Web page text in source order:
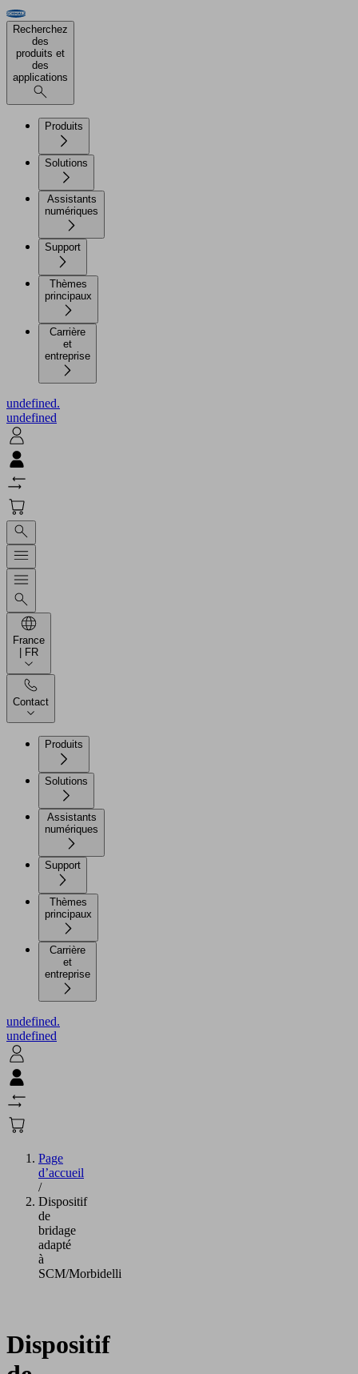
Recherchez
des
produits et
des
applications
Produits
Solutions
Assistants
numériques
Support
Thèmes
principaux
Carrière
et
entreprise
undefined.
undefined
France
| FR
Contact
Produits
Solutions
Assistants
numériques
Support
Thèmes
principaux
Carrière
et
entreprise
undefined.
undefined
Page
d’accueil
/
Dispositif
de
bridage
adapté
à
SCM/Morbidelli
Dispositif